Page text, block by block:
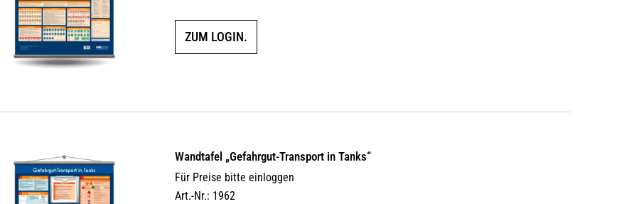
ZUM LOGIN.
Wandtafel „Gefahrgut-Transport in Tanks“
Für Preise bitte einloggen
Art.-Nr.: 1962